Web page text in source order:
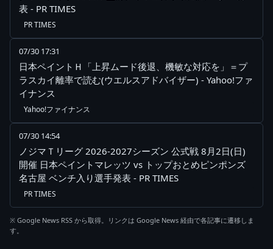
表 - PR TIMES
PR TIMES
07/30 17:31
日本ペイントＨ「上昇ムード後退、機敏な対応を」＝プ
ラスカイ離率で読む(ウエルスアドバイザー) - Yahoo!ファ
イナンス
Yahoo!ファイナンス
07/30 14:54
ノジマＴリーグ 2026-2027シーズン 公式戦 8月2日(日)
開催 日本ペイントマレッツ vs トップおとめピンポンズ
名古屋 ベンチ入り選手発表 - PR TIMES
PR TIMES
※ Google News RSS から取得。リンクは Google News 経由で各記事に遷移しま
す。